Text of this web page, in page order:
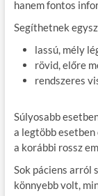
hanem fontos
Segíthetnek
lassú, mély
rövid, előre
rendszeres
Súlyosabb
a legtöbb
a korábbi rossz
Sok páciens arról
könnyebb volt,